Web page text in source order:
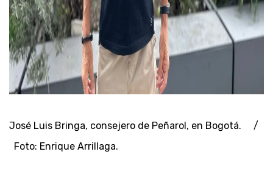
José Luis Bringa, consejero de Peñarol, en Bogotá. /
Foto: Enrique Arrillaga.